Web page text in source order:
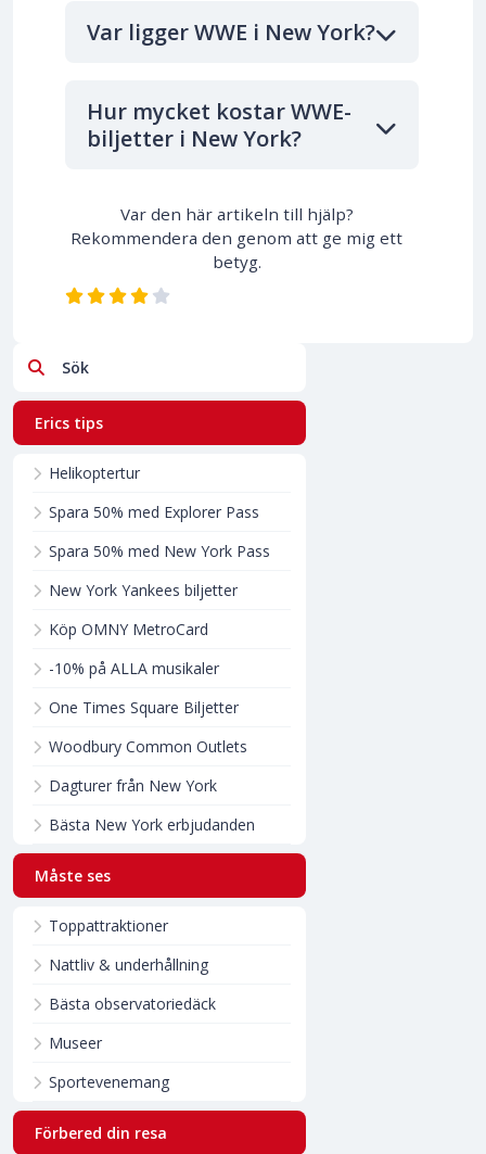
Var ligger WWE i New York?
Hur mycket kostar WWE-
biljetter i New York?
Var den här artikeln till hjälp?
Rekommendera den genom att ge mig ett
betyg.
Sök
Erics tips
Helikoptertur
Spara 50% med Explorer Pass
Spara 50% med New York Pass
New York Yankees biljetter
Köp OMNY MetroCard
-10% på ALLA musikaler
One Times Square Biljetter
Woodbury Common Outlets
Dagturer från New York
Bästa New York erbjudanden
Måste ses
Toppattraktioner
Nattliv & underhållning
Bästa observatoriedäck
Museer
Sportevenemang
Förbered din resa